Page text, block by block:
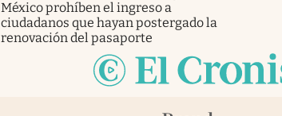
México prohíben el ingreso a
ciudadanos que hayan postergado la
renovación del pasaporte